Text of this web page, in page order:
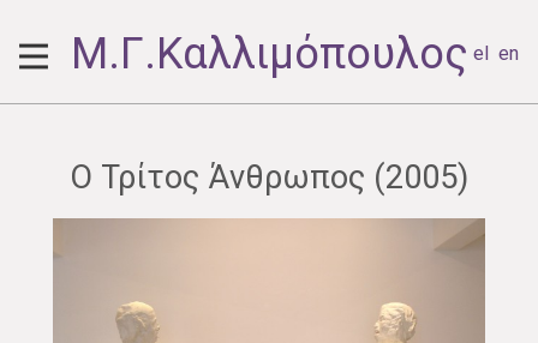
Μ.Γ.Καλλιμόπουλος el en
Ο Τρίτος Άνθρωπος (2005)